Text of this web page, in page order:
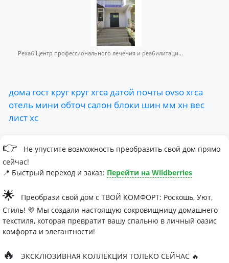
Рехаб Центр профессионального лечения и реабилитаци...
дома гост круг кругхгса датой почты ovsoхгса
отель мини обточ салон блоки шин мм хн вес
листхс
👉
Не упустите возможность преобразить свой дом прямо
сейчас!
📍 Быстрый переход и заказ: Перейти на Wildberries
🌟
Преобрази свой дом с ТВОЙ КОМФОРТ: Роскошь, Уют,
Стиль! 💜 Мы создали настоящую сокровищницу домашнего
текстиля, которая превратит вашу спальню в личный оазис
комфорта и элегантности!
🔥 ЭКСКЛЮЗИВНАЯ КОЛЛЕКЦИЯ ТОЛЬКО СЕЙЧАС 🔥